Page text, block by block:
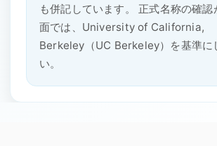
も併記しています。 正式名称の確認
面では、 University of California,
Berkeley （UC Berkeley）を基準に
い。